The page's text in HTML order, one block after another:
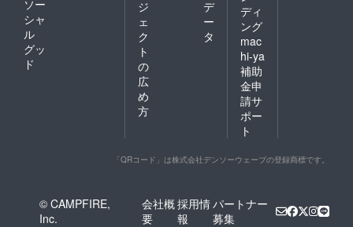
ソー
シャ
ル
グッ
ド
ジ
ェ
ク
ト
の
広
め
方
デ
ー
タ
ディ
ング
mac
hi-ya
補助
金申
請サ
ポー
ト
「QRコード」は株式会社デンソーウェーブの登録商標です。
© CAMPFIRE,
Inc.
会社概
要
採用情
報
パートナー
募集